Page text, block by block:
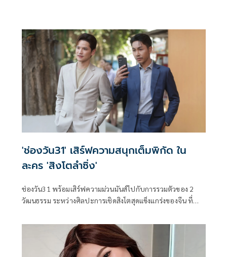
'ช่องวัน31' เสิร์ฟความสนุกเต็มพิกัด ใน
ละคร 'สิงโตลำซิ่ง'
ช่องวัน31 พร้อมเสิร์ฟความม่วนมันส์ไปกับการรวมตัวของ 2
วัฒนธรรม ระหว่างศิลปะการเชิดสิงโตสุดแข็งแกร่งของจีน ที่
นี้ขอบอกว่าจังหวะเป๊ะปัง ม่วนซื่นโฮแซวแน่นอน นำทีมโดย เต๋า
เศรษฐพงษ์ และ หนูเล็ก ทิฐินันท์